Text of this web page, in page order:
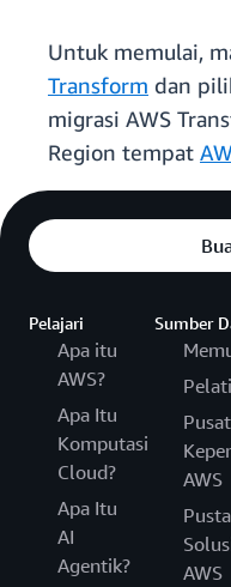
Untuk memulai,
Transform dan
migrasi AWS
Region tempat
Pelajari
Apa itu
AWS?
Apa Itu
Komputasi
Cloud?
Apa Itu
AI
Agentik?
Sumber
Pusat
AWS
AWS